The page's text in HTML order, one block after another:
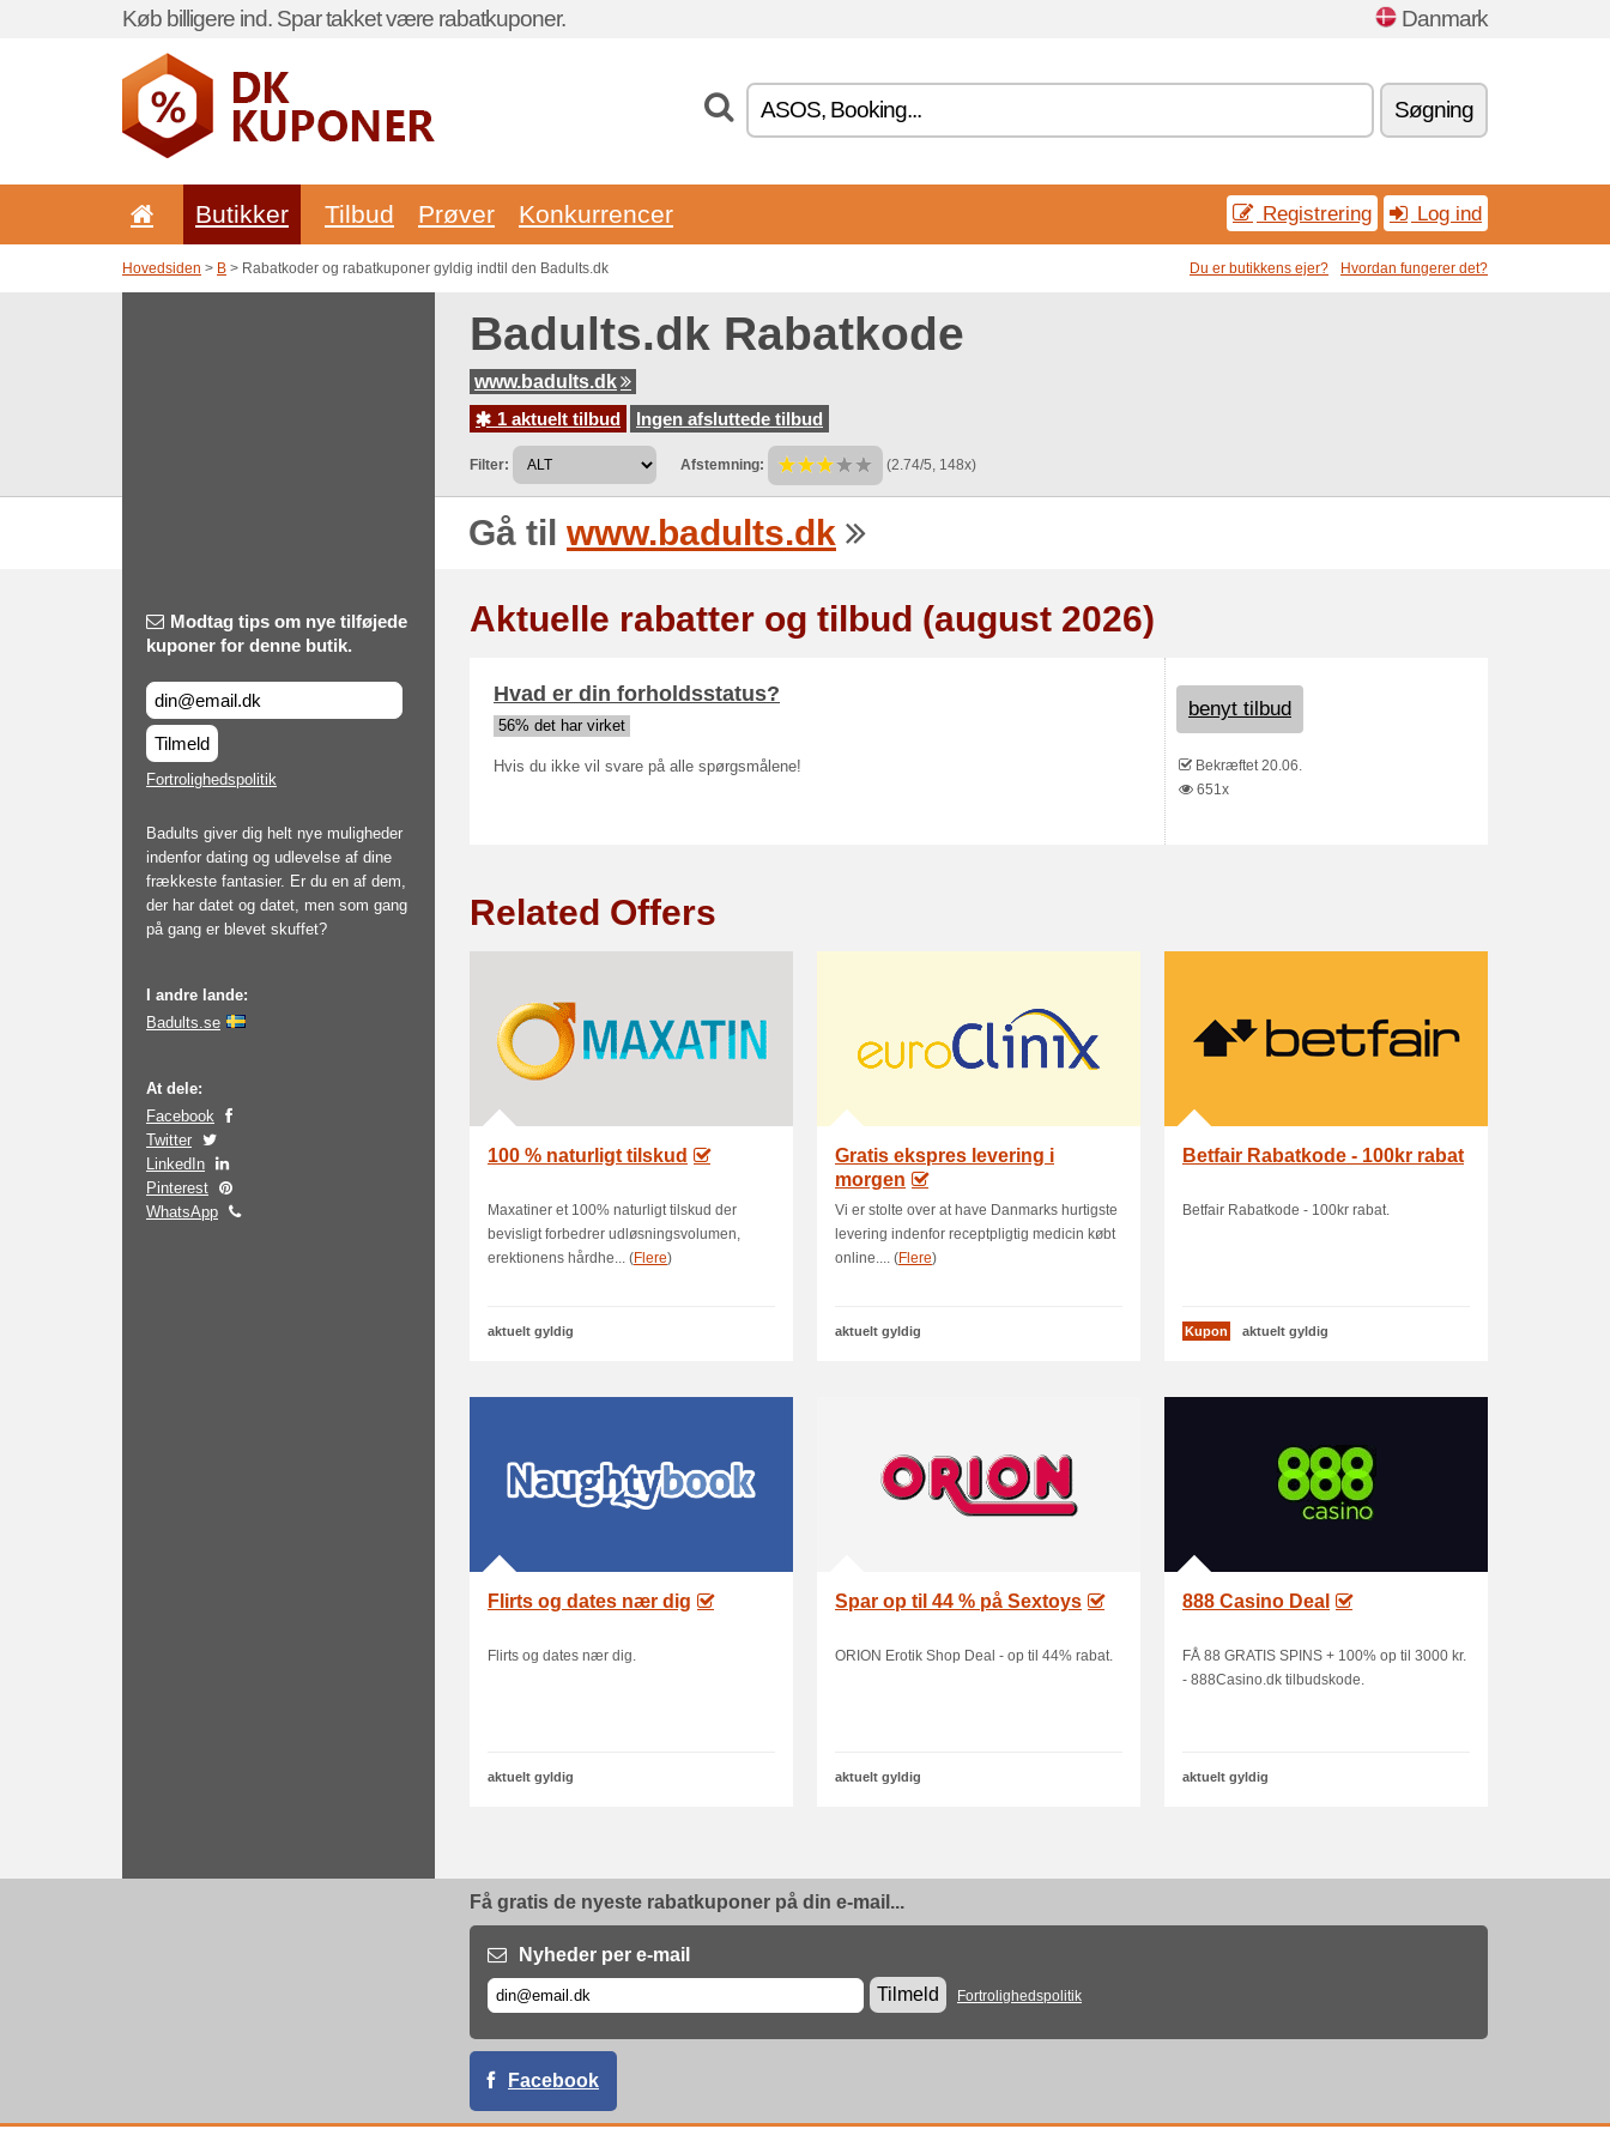
Køb billigere ind. Spar takket være rabatkuponer. Danmark
Søgning
Butikker Tilbud Prøver Konkurrencer Registrering Log ind
Hovedsiden > B > Rabatkoder og rabatkuponer gyldig indtil den Badults.dk Du er butikkens ejer? Hvordan fungerer det?
Badults.dk Rabatkode
www.badults.dk
1 aktuelt tilbud
Ingen afsluttede tilbud
Filter: Afstemning: (2.74/5, 148x)
Gå til www.badults.dk
Modtag tips om nye tilføjede
kuponer for denne butik.
Tilmeld
Fortrolighedspolitik
Badults giver dig helt nye muligheder
indenfor dating og udlevelse af dine
frækkeste fantasier. Er du en af dem,
der har datet og datet, men som gang
på gang er blevet skuffet?
I andre lande:
Badults.se
At dele:
Facebook
Twitter
LinkedIn
Pinterest
WhatsApp
Aktuelle rabatter og tilbud (august 2026)
Hvad er din forholdsstatus?
56% det har virket
Hvis du ikke vil svare på alle spørgsmålene!
benyt tilbud
Bekræftet 20.06.
651x
Related Offers
100 % naturligt tilskud
Maxatiner et 100% naturligt tilskud der
bevisligt forbedrer udløsningsvolumen,
erektionens hårdhe... (Flere)
aktuelt gyldig
Gratis ekspres levering i
morgen
Vi er stolte over at have Danmarks hurtigste
levering indenfor receptpligtig medicin købt
online.... (Flere)
aktuelt gyldig
Betfair Rabatkode - 100kr rabat
Betfair Rabatkode - 100kr rabat.
Kupon aktuelt gyldig
Flirts og dates nær dig
Flirts og dates nær dig.
aktuelt gyldig
Spar op til 44 % på Sextoys
ORION Erotik Shop Deal - op til 44% rabat.
aktuelt gyldig
888 Casino Deal
FÅ 88 GRATIS SPINS + 100% op til 3000 kr.
- 888Casino.dk tilbudskode.
aktuelt gyldig
Få gratis de nyeste rabatkuponer på din e-mail...
Nyheder per e-mail
Tilmeld
Fortrolighedspolitik
Facebook